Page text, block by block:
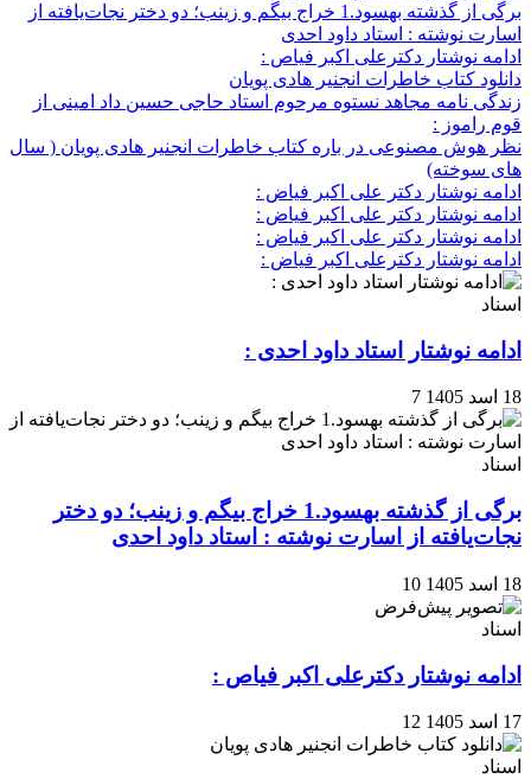
برگی از گذشته بهسود.1 خراج بیگم و زینب؛ دو دختر نجات‌یافته از
اسارت نوشته : استاد داود احدی
ادامه نوشتار دکترعلی اکبر فیاص :
دانلود کتاب خاطرات انجنیر هادی پویان
زندگی نامه مجاهد نستوه مرحوم استاد حاجی حسین داد امینی از
قوم راموز :
نظر هوش مصنوعی در باره کتاب خاطرات انجنیر هادی پویان ( سال
های سوخته)
ادامه نوشتار دکتر علی اکبر فیاض :
ادامه نوشتار دکتر علی اکبر فیاض :
ادامه نوشتار دکتر علی اکبر فیاض :
ادامه نوشتار دکترعلی اکبر فیاض :
اسناد
ادامه نوشتار استاد داود احدی :
18 اسد 1405 7
اسناد
برگی از گذشته بهسود.1 خراج بیگم و زینب؛ دو دختر
نجات‌یافته از اسارت نوشته : استاد داود احدی
18 اسد 1405 10
اسناد
ادامه نوشتار دکترعلی اکبر فیاص :
17 اسد 1405 12
اسناد